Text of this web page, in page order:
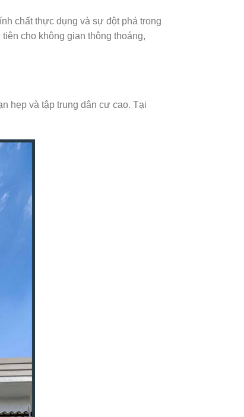
chất thực dụng và sự đột phá trong
cho không gian thông thoáng,
hẹp và tập trung dân cư cao. Tại